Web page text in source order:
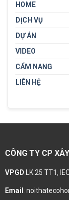
HOME
DỊCH VỤ
DỰ ÁN
VIDEO
CẨM NANG
LIÊN HỆ
CÔNG TY CP
VPGD:LK 25 TT1,
Email :